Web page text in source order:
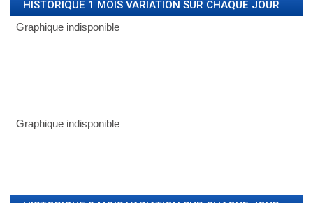
HISTORIQUE 1 MOIS VARIATION SUR CHAQUE JOUR